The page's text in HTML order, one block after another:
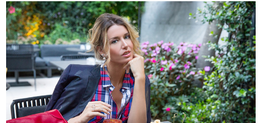
FASHION
OUTFIT
BEAUTY
TRAVEL